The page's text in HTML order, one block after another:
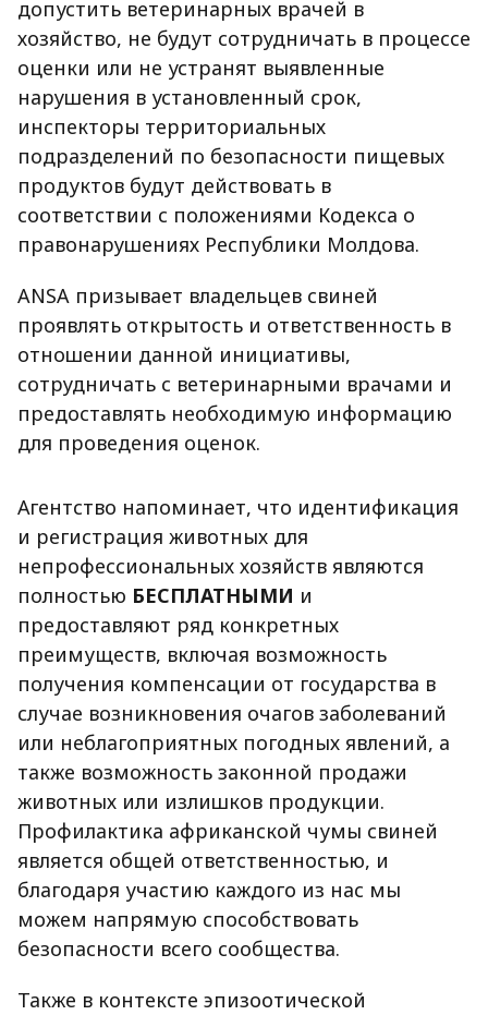
допустить ветеринарных врачей в
хозяйство, не будут сотрудничать в процессе
оценки или не устранят выявленные
нарушения в установленный срок,
инспекторы территориальных
подразделений по безопасности пищевых
продуктов будут действовать в
соответствии с положениями Кодекса о
правонарушениях Республики Молдова.
ANSA призывает владельцев свиней
проявлять открытость и ответственность в
отношении данной инициативы,
сотрудничать с ветеринарными врачами и
предоставлять необходимую информацию
для проведения оценок.
Агентство напоминает, что идентификация
и регистрация животных для
непрофессиональных хозяйств являются
полностью БЕСПЛАТНЫМИ и
предоставляют ряд конкретных
преимуществ, включая возможность
получения компенсации от государства в
случае возникновения очагов заболеваний
или неблагоприятных погодных явлений, а
также возможность законной продажи
животных или излишков продукции.
Профилактика африканской чумы свиней
является общей ответственностью, и
благодаря участию каждого из нас мы
можем напрямую способствовать
безопасности всего сообщества.
Также в контексте эпизоотической